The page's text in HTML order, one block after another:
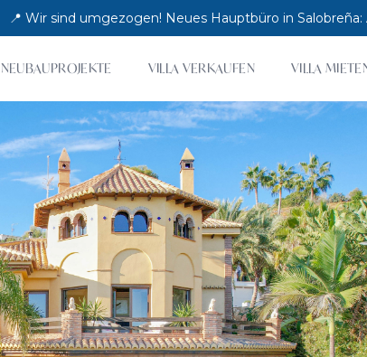
📍 Wir sind umgezogen! Neues Hauptbüro in Salobreña:
NEUBAUPROJEKTE VILLA VERKAUFEN VILLA